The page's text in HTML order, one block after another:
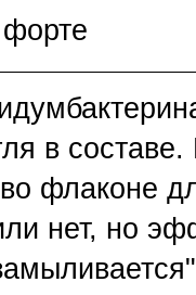
в
флаконе
нет, но